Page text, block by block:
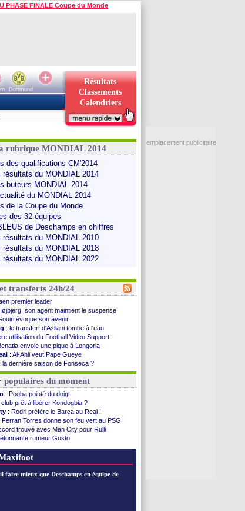
PHASE FINALE Coupe du Monde
Dortmund
Résultats
Classements
Calendriers
rubrique MONDIAL 2014
des qualifications CM'2014
résultats du MONDIAL 2014
buteurs MONDIAL 2014
du MONDIAL 2014
de la Coupe du Monde
des 32 équipes
de Deschamps en chiffres
résultats du MONDIAL 2010
résultats du MONDIAL 2018
résultats du MONDIAL 2022
transferts 24h/24
premier leader
son agent maintient le suspense
évoque son avenir
: le transfert d'Asllani tombe à l'eau
utilisation du Football Video Support
envoie une pique à Longoria
: Al-Ahli veut Pape Gueye
: la dernière saison de Fonseca ?
nouveau prétendant pour Højbjerg
: un gardien norvégien en approche ?
a versé 120 M€ en 2026
retours dans le groupe face à Man Utd ...
Carlos va partir en Italie
avec sursis requis contre un arbitre
: c'est signé pour Luca Zidane (off.)
: Ruggeri en route pour Aston Villa
: Filipe Luis soutient Biereth
Nsoki va signer en Croatie
prêté à la Fiorentina (off.)
populaires du moment
: Pogba pointé du doigt
club prêt à libérer Kondogbia ?
: Rodri préfère le Barça au Real !
Ferran Torres donne son feu vert au PSG
trouvé avec Man City pour Rulli
rumeur Gusto
: Owori battu à mort à Kampala
faire mieux que Deschamps en équipe de
emplacement publicitaire